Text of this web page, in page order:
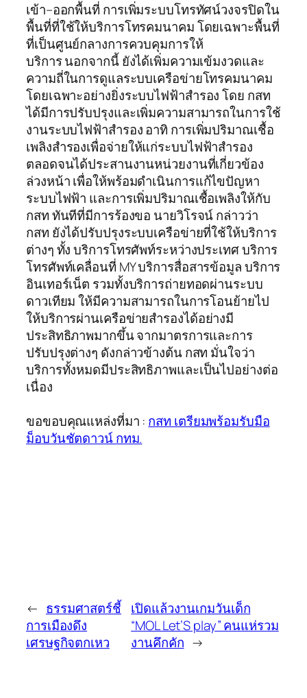
เข้า–ออกพื้นที่ การเพิ่มระบบโทรทัศน์วงจรปิดใน
พื้นที่ที่ใช้ให้บริการโทรคมนาคม โดยเฉพาะพื้นที่
ที่เป็นศูนย์กลางการควบคุมการให้
บริการ นอกจากนี้ ยังได้เพิ่มความเข้มงวดและ
ความถี่ในการดูแลระบบเครือข่ายโทรคมนาคม
โดยเฉพาะอย่างยิ่งระบบไฟฟ้าสำรอง โดย กสท
ได้มีการปรับปรุงและเพิ่มความสามารถในการใช้
งานระบบไฟฟ้าสำรอง อาทิ การเพิ่มปริมาณเชื้อ
เพลิงสำรองเพื่อจ่ายให้แก่ระบบไฟฟ้าสำรอง
ตลอดจนได้ประสานงานหน่วยงานที่เกี่ยวข้อง
ล่วงหน้า เพื่อให้พร้อมดำเนินการแก้ไขปัญหา
ระบบไฟฟ้า และการเพิ่มปริมาณเชื้อเพลิงให้กับ
กสท ทันทีที่มีการร้องขอ นายวิโรจน์ กล่าวว่า
กสท ยังได้ปรับปรุงระบบเครือข่ายที่ใช้ให้บริการ
ต่างๆ ทั้ง บริการโทรศัพท์ระหว่างประเทศ บริการ
โทรศัพท์เคลื่อนที่ MY บริการสื่อสารข้อมูล บริการ
อินเทอร์เน็ต รวมทั้งบริการถ่ายทอดผ่านระบบ
ดาวเทียม ให้มีความสามารถในการโอนย้ายไป
ให้บริการผ่านเครือข่ายสำรองได้อย่างมี
ประสิทธิภาพมากขึ้น จากมาตรการและการ
ปรับปรุงต่างๆ ดังกล่าวข้างต้น กสท มั่นใจว่า
บริการทั้งหมดมีประสิทธิภาพและเป็นไปอย่างต่อ
เนื่อง
ขอขอบคุณแหล่งที่มา : กสท เตรียมพร้อมรับมือ
ม็อบวันชัตดาวน์ กทม.
← ธรรมศาสตร์ชี้
การเมืองดึง
เศรษฐกิจตกเหว
เปิดแล้วงานเกมวันเด็ก
“MOL Let’S play” คนแห่รวม
งานคึกคัก →